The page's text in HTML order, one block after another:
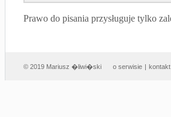
Prawo do pisania przysługuje tylko
© 2019 Mariusz �liwi�ski o serwisie | kontakt